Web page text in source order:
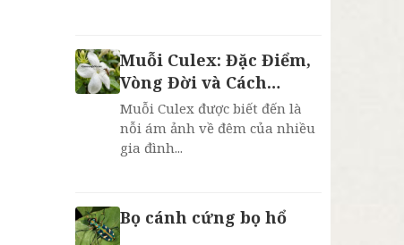
Muỗi Culex: Đặc Điểm,
Vòng Đời và Cách
Phòng Chống Hiệu Quả
Muỗi Culex được biết đến là
nỗi ám ảnh về đêm của nhiều
gia đình...
Bọ cánh cứng bọ hổ